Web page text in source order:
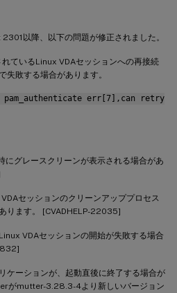
以降、以下の問題が修正されました。
ているLinux VDAセッションへの再接続
失敗する場合があります。
err[7],can retry
にグレースクリーンが表示される場合があ
セッションのクリーンアッププロセス
ります。 [CVADHELP-22035]
VDAセッションの開始が失敗する場合
ケーションが、起動直後に終了する場合が
がmutter-3.28.3-4より新しいバージョン